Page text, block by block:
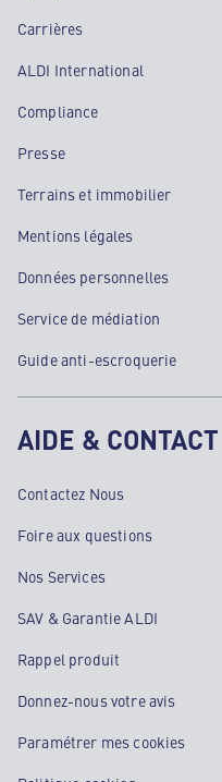
Carrières
ALDI International
Compliance
Presse
Terrains et immobilier
Mentions légales
Données personnelles
Service de médiation
Guide anti-escroquerie
AIDE & CONTACT
Contactez Nous
Foire aux questions
Nos Services
SAV & Garantie ALDI
Rappel produit
Donnez-nous votre avis
Paramétrer mes cookies